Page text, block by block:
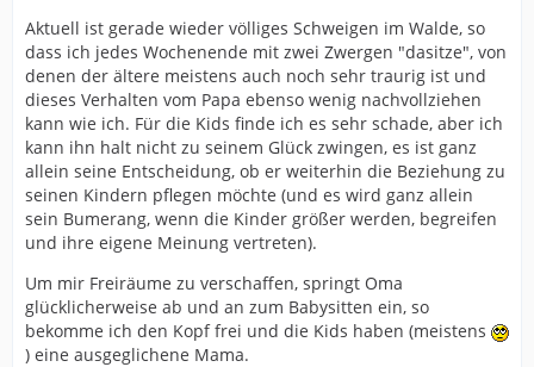
Aktuell ist gerade wieder völliges Schweigen im Walde, so
dass ich jedes Wochenende mit zwei Zwergen "dasitze", von
denen der ältere meistens auch noch sehr traurig ist und
dieses Verhalten vom Papa ebenso wenig nachvollziehen
kann wie ich. Für die Kids finde ich es sehr schade, aber ich
kann ihn halt nicht zu seinem Glück zwingen, es ist ganz
allein seine Entscheidung, ob er weiterhin die Beziehung zu
seinen Kindern pflegen möchte (und es wird ganz allein
sein Bumerang, wenn die Kinder größer werden, begreifen
und ihre eigene Meinung vertreten).
Um mir Freiräume zu verschaffen, springt Oma
glücklicherweise ab und an zum Babysitten ein, so
bekomme ich den Kopf frei und die Kids haben (meistens
) eine ausgeglichene Mama.